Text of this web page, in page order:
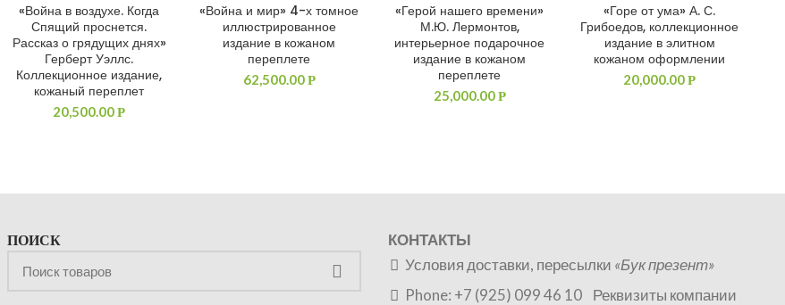
ДОБАВИТЬ В КОРЗИНУ
«Война в воздухе. Когда
Спящий проснется.
Рассказ о грядущих днях»
Герберт Уэллс.
Коллекционное издание,
кожаный переплет
20,500.00Р
ДОБАВИТЬ В КОРЗИНУ
«Война и мир» 4-х томное
иллюстрированное
издание в кожаном
переплете
62,500.00Р
ДОБАВИТЬ В КОРЗИНУ
«Герой нашего времени»
М.Ю. Лермонтов,
интерьерное подарочное
издание в кожаном
переплете
25,000.00Р
ДОБАВИТЬ В КОРЗИНУ
«Горе от ума» А. С.
Грибоедов, коллекционное
издание в элитном
кожаном оформлении
20,000.00Р
ПОИСК
КОНТАКТЫ
Условия доставки, пересылки «Бук презент»
Phone: +7 (925) 099 46 10 Реквизиты компании